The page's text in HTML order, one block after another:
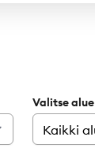
Valitse alue